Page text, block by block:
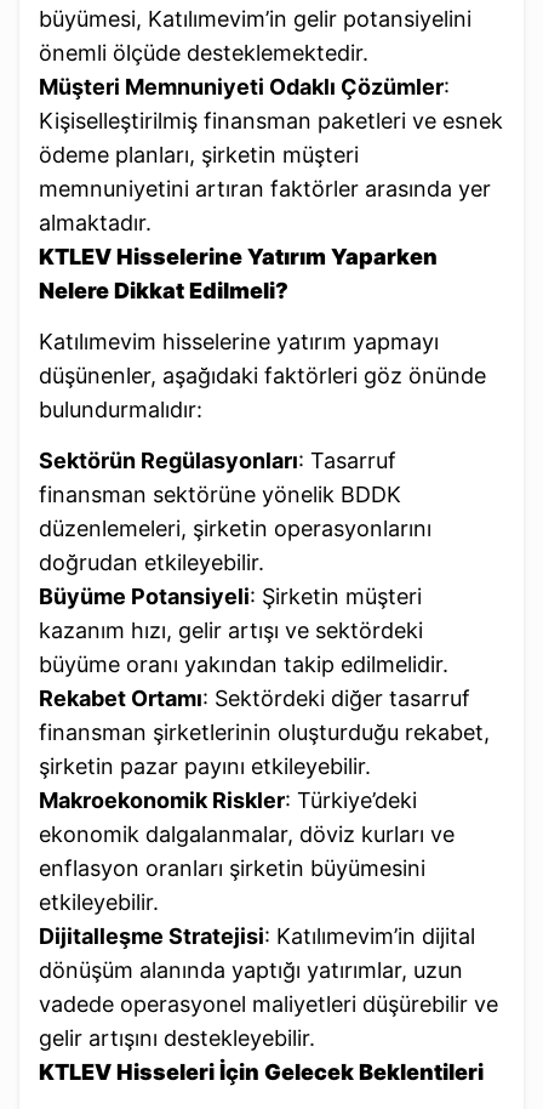
büyümesi, Katılımevim’in gelir potansiyelini
önemli ölçüde desteklemektedir.
Müşteri Memnuniyeti Odaklı Çözümler:
Kişiselleştirilmiş finansman paketleri ve esnek
ödeme planları, şirketin müşteri
memnuniyetini artıran faktörler arasında yer
almaktadır.
KTLEV Hisselerine Yatırım Yaparken
Nelere Dikkat Edilmeli?
Katılımevim hisselerine yatırım yapmayı
düşünenler, aşağıdaki faktörleri göz önünde
bulundurmalıdır:
Sektörün Regülasyonları: Tasarruf
finansman sektörüne yönelik BDDK
düzenlemeleri, şirketin operasyonlarını
doğrudan etkileyebilir.
Büyüme Potansiyeli: Şirketin müşteri
kazanım hızı, gelir artışı ve sektördeki
büyüme oranı yakından takip edilmelidir.
Rekabet Ortamı: Sektördeki diğer tasarruf
finansman şirketlerinin oluşturduğu rekabet,
şirketin pazar payını etkileyebilir.
Makroekonomik Riskler: Türkiye’deki
ekonomik dalgalanmalar, döviz kurları ve
enflasyon oranları şirketin büyümesini
etkileyebilir.
Dijitalleşme Stratejisi: Katılımevim’in dijital
dönüşüm alanında yaptığı yatırımlar, uzun
vadede operasyonel maliyetleri düşürebilir ve
gelir artışını destekleyebilir.
KTLEV Hisseleri İçin Gelecek Beklentileri